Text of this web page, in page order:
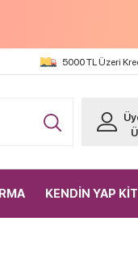
5000 TL Üzeri
KENDİN YAP